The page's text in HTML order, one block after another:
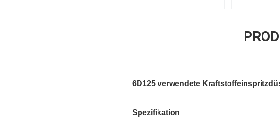
6D125 verwendete
Spezifikation